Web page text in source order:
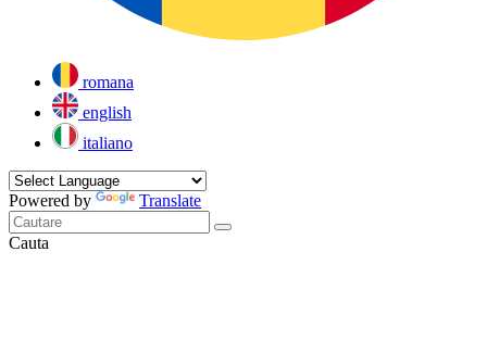
romana
english
italiano
Powered by Translate
Cauta